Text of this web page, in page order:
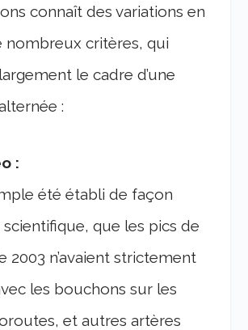
connaît des variations en
nombreux critères, qui
le cadre d’une
:
:
été établi de façon
que les pics de
2003 n’avaient strictement
les bouchons sur les
et autres artères